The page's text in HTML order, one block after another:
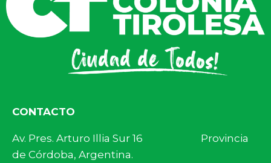
CONTACTO
Av. Pres. Arturo Illia Sur 16 Provincia
de Córdoba, Argentina.